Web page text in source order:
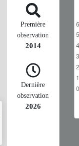
Première
observation
2014
Dernière
observation
2026